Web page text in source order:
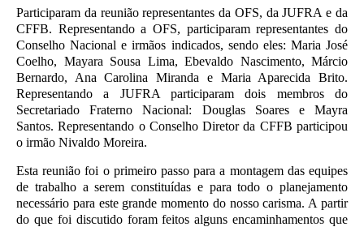
Participaram da reunião representantes da OFS, da JUFRA e da
CFFB. Representando a OFS, participaram representantes do
Conselho Nacional e irmãos indicados, sendo eles: Maria José
Coelho, Mayara Sousa Lima, Ebevaldo Nascimento, Márcio
Bernardo, Ana Carolina Miranda e Maria Aparecida Brito.
Representando a JUFRA participaram dois membros do
Secretariado Fraterno Nacional: Douglas Soares e Mayra
Santos. Representando o Conselho Diretor da CFFB participou
o irmão Nivaldo Moreira.
Esta reunião foi o primeiro passo para a montagem das equipes
de trabalho a serem constituídas e para todo o planejamento
necessário para este grande momento do nosso carisma. A partir
do que foi discutido foram feitos alguns encaminhamentos que